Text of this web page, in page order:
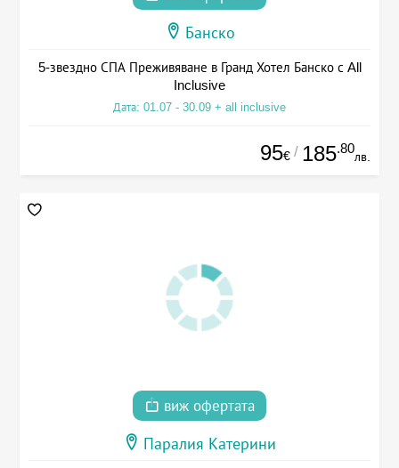
Банско
5-звездно СПА Преживяване в Гранд Хотел Банско с All
Inclusive
Дата: 01.07 - 30.09 + all inclusive
95€ / 185.80
лв.
виж офертата
Паралия Катерини